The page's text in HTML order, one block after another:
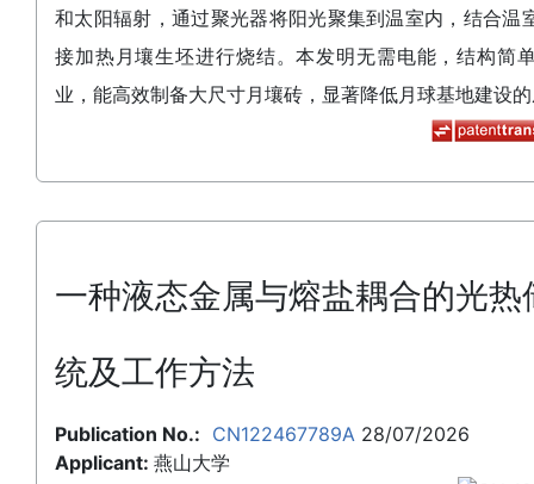
和太阳辐射，通过聚光器将阳光聚集到温室内，结合温
接加热月壤生坯进行烧结。本发明无需电能，结构简
业，能高效制备大尺寸月壤砖，显著降低月球基地建设
一种液态金属与熔盐耦合的光热
统及工作方法
Publication No.: CN122467789A 28/07/2026
Applicant: 燕山大学